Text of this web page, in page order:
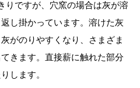
りですが、穴窯の場合は灰が溶
し掛かっています。溶けた灰
がのりやすくなり、さまざま
きます。直接薪に触れた部分
します。